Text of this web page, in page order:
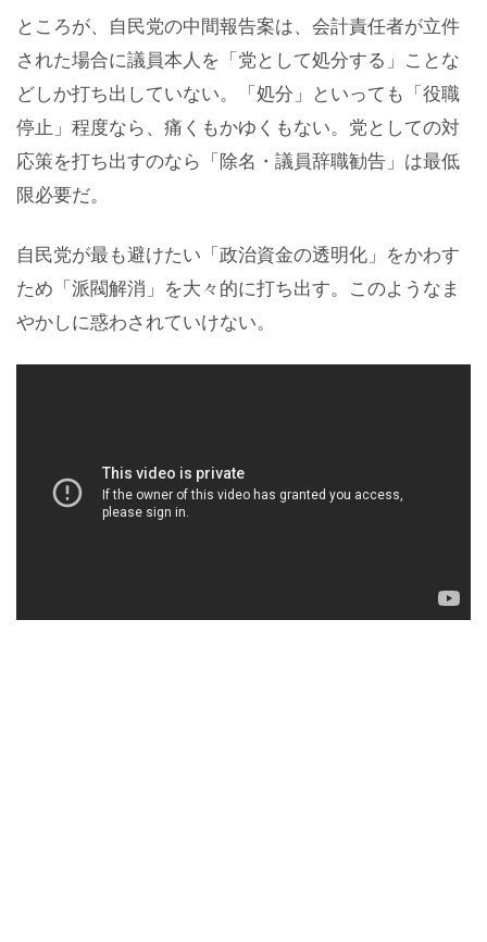
ところが、自民党の中間報告案は、会計責任者が立件
された場合に議員本人を「党として処分する」ことな
どしか打ち出していない。「処分」といっても「役職
停止」程度なら、痛くもかゆくもない。党としての対
応策を打ち出すのなら「除名・議員辞職勧告」は最低
限必要だ。
自民党が最も避けたい「政治資金の透明化」をかわす
ため「派閥解消」を大々的に打ち出す。このようなま
やかしに惑わされていけない。